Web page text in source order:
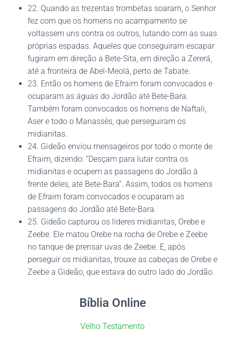
22. Quando as trezentas trombetas soaram, o Senhor
fez com que os homens no acampamento se
voltassem uns contra os outros, lutando com as suas
próprias espadas. Aqueles que conseguiram escapar
fugiram em direção a Bete-Sita, em direção a Zererá,
até a fronteira de Abel-Meolá, perto de Tabate.
23. Então os homens de Efraim foram convocados e
ocuparam as águas do Jordão até Bete-Bara.
Também foram convocados os homens de Naftali,
Aser e todo o Manassés, que perseguiram os
midianitas.
24. Gideão enviou mensageiros por todo o monte de
Efraim, dizendo: “Desçam para lutar contra os
midianitas e ocupem as passagens do Jordão à
frente deles, até Bete-Bara”. Assim, todos os homens
de Efraim foram convocados e ocuparam as
passagens do Jordão até Bete-Bara.
25. Gideão capturou os líderes midianitas, Orebe e
Zeebe. Ele matou Orebe na rocha de Orebe e Zeebe
no tanque de prensar uvas de Zeebe. E, após
perseguir os midianitas, trouxe as cabeças de Orebe e
Zeebe a Gideão, que estava do outro lado do Jordão.
Bíblia Online
Velho Testamento